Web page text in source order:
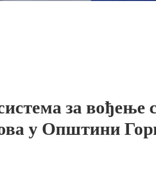
за вођење
у Општини